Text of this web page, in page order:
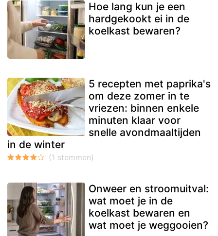
Hoe lang kun je een
hardgekookt ei in de
koelkast bewaren?
5 recepten met paprika's
om deze zomer in te
vriezen: binnen enkele
minuten klaar voor
snelle avondmaaltijden
in de winter
Onweer en stroomuitval:
wat moet je in de
koelkast bewaren en
wat moet je weggooien?